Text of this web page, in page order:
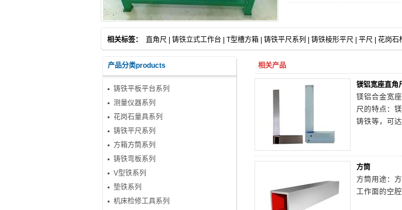
相关标签： 直角尺 铸铁立式工作台 T型槽方箱 铸铁平尺系列 铸铁棱形平尺 平尺 花岗石
相关产品
镁铝宽座直角
镁铝合金宽
尺的特点：
铸铁等，可
方筒
方筒用途：
工作面的空
产品分类products
铸铁平板平台系列
测量仪器系列
花岗石量具系列
铸铁平尺系列
方箱方筒系列
铸铁弯板系列
V型铁系列
垫铁系列
机床检修工具系列